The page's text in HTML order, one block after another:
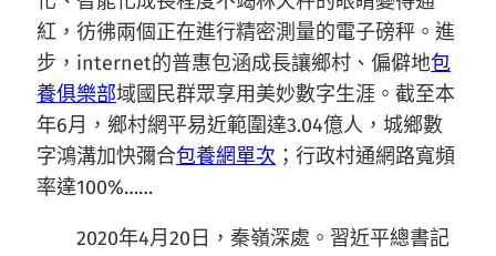
紅，彷彿兩個正在進行精密測量的電子磅秤。進
步，internet的普惠包涵成長讓鄉村、偏僻地包
養俱樂部域國民群眾享用美妙數字生涯。截至本
年6月，鄉村網平易近範圍達3.04億人，城鄉數
字鴻溝加快彌合包養網單次 ；行政村通網路寬頻
率達100%……
2020年4月20日，秦嶺深處。習近平總書記